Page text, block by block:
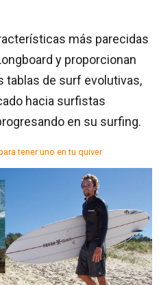
más parecidas
y proporcionan
tablas de surf evolutivas,
hacia surfistas
en su surfing.
tener uno en tu quiver